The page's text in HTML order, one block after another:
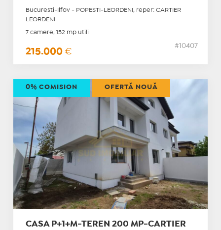
Bucuresti-Ilfov - POPESTI-LEORDENI, reper: CARTIER
LEORDENI
7 camere, 152 mp utili
215.000 €
#10407
CASA P+1+M-TEREN 200 MP-CARTIER
0% COMISION OFERTĂ NOUĂ